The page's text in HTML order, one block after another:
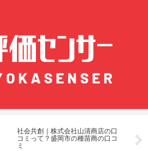
社会共創｜株式会社山清商店の口
コミって？盛岡市の種苗商の口コ
ミ
判